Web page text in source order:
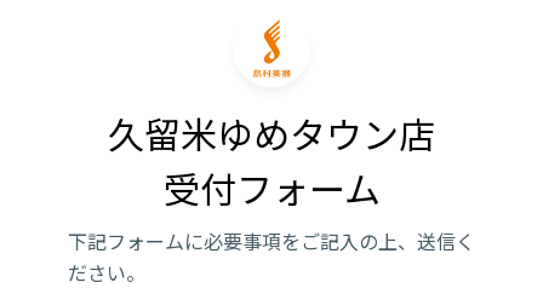
久留米ゆめタウン店
受付フォーム
下記フォームに必要事項をご記入の上、送信く
ださい。